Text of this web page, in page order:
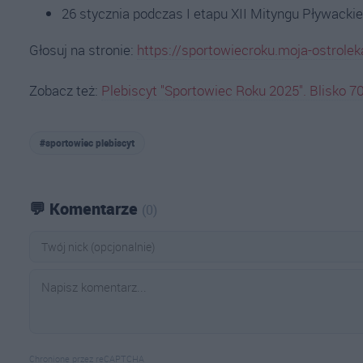
26 stycznia podczas I etapu XII Mityngu
Głosuj na stronie: https://sportowiecroku.moja-
Zobacz też: Plebiscyt "Sportowiec Roku 2025". Blisko
#sportowiec plebiscyt
💬 Komentarze (0)
Chronione przez reCAPTCHA